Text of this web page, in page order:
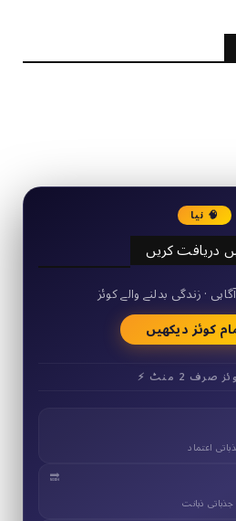
🧠 نیا
دریافت کریں
50+ مختصر کوئز
· زندگی بدلنے والے کوئز
کوئز دیکھیں
2 منٹ ⚡
اعتماد
ذہانت